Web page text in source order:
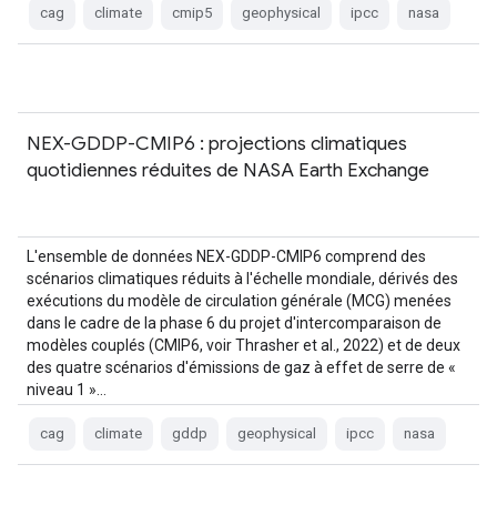
cag climate cmip5 geophysical ipcc nasa
NEX-GDDP-CMIP6 : projections climatiques
quotidiennes réduites de NASA Earth Exchange
L'ensemble de données NEX-GDDP-CMIP6 comprend des
scénarios climatiques réduits à l'échelle mondiale, dérivés des
exécutions du modèle de circulation générale (MCG) menées
dans le cadre de la phase 6 du projet d'intercomparaison de
modèles couplés (CMIP6, voir Thrasher et al., 2022) et de deux
des quatre scénarios d'émissions de gaz à effet de serre de «
niveau 1 »…
cag climate gddp geophysical ipcc nasa